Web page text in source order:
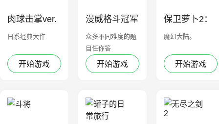
肉球击掌ver.
威尔熊
日系经典大作
开始游戏
漫威格斗冠军
之争
众多不同难度的题
目任你答
开始游戏
保卫萝卜2：
极地冒险
魔幻大陆。
开始游戏